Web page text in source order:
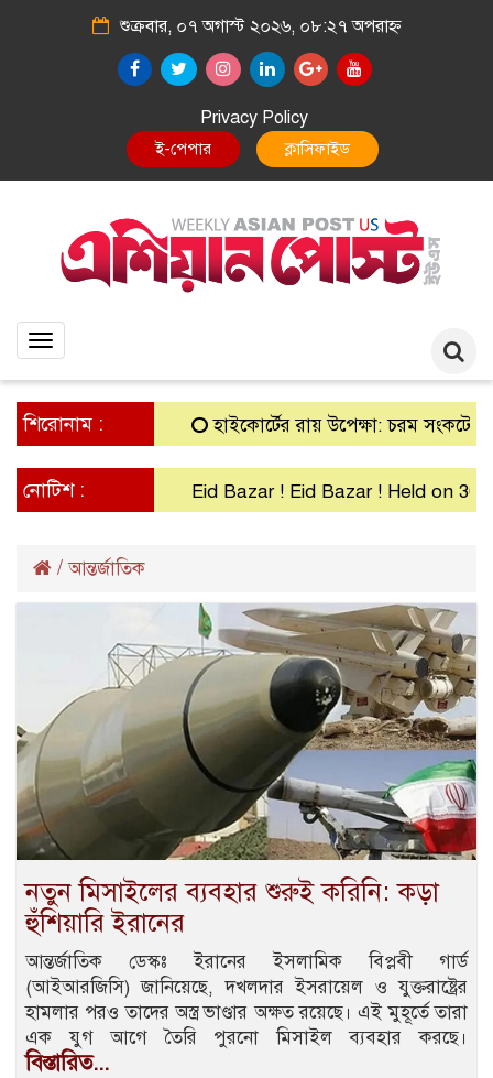
শুক্রবার, ০৭ অগাস্ট ২০২৬, ০৮:২৭ অপরাহ্ন
Privacy Policy
E-Paper Classified
Toggle
শিরোনাম : হাইকোর্টের রায় উপেক্ষা: চরম সংকটে
নোটিশ : Eid Bazar ! Eid Bazar ! Held on 30th
/আন্তর্জাতিক
নতুন মিসাইলের ব্যবহার শুরুই করিনি: কড়া
হুঁশিয়ারি ইরানের
আন্তর্জাতিক ডেস্কঃ ইরানের ইসলামিক বিপ্লবী গার্ড
(আইআরজিসি) জানিয়েছে, দখলদার ইসরায়েল ও যুক্তরাষ্ট্রের
হামলার পরও তাদের অস্ত্র ভাণ্ডার অক্ষত রয়েছে। এই মুহূর্তে তারা
এক যুগ আগে তৈরি পুরনো মিসাইল ব্যবহার করছে।
বিস্তারিত...